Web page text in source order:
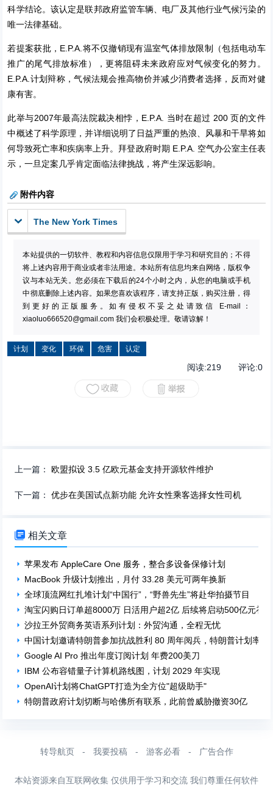
科学结论。该认定是联邦政府监管车辆、电厂及其他行业气候污染的
唯一法律基础。
若提案获批，E.P.A.将不仅撤销现有温室气体排放限制（包括电动车
推广的尾气排放标准），更将阻碍未来政府应对气候变化的努力。
E.P.A.计划辩称，气候法规会推高物价并减少消费者选择，反而对健
康有害。
此举与2007年最高法院裁决相悖，E.P.A. 当时在超过 200 页的文件
中概述了科学原理，并详细说明了日益严重的热浪、风暴和干旱将如
何导致死亡率和疾病率上升。拜登政府时期 E.P.A. 空气办公室主任表
示，一旦定案几乎肯定面临法律挑战，将产生深远影响。
附件内容
The New York Times
本站提供的一切软件、教程和内容信息仅限用于学习和研究目的；不得
将上述内容用于商业或者非法用途。本站所有信息均来自网络，版权争
议与本站无关。您必须在下载后的24个小时之内，从您的电脑或手机
中彻底删除上述内容。如果您喜欢该程序，请支持正版，购买注册，得
到更好的正版服务。如有侵权不妥之处请致信 E-mail：
xiaoluo666520@gmail.com 我们会积极处理。敬请谅解！
计划 变化 环保 危害 认定
阅读:219评论:0
上一篇：欧盟拟设 3.5 亿欧元基金支持开源软件维护
下一篇：优步在美国试点新功能 允许女性乘客选择女性司机
 相关文章
苹果发布 AppleCare One 服务，整合多设备保修计划
MacBook 升级计划推出，月付 33.28 美元可两年换新
全球顶流网红扎堆计划“中国行”，“野兽先生”将赴华拍摄节目
淘宝闪购日订单超8000万 日活用户超2亿 后续将启动500亿元补
沙拉王外贸商务英语系列计划：外贸沟通，全程无忧
中国计划邀请特朗普参加抗战胜利 80 周年阅兵，特朗普计划率
Google AI Pro 推出年度订阅计划 年费200美刀
IBM 公布容错量子计算机路线图，计划 2029 年实现
OpenAI计划将ChatGPT打造为全方位"超级助手"
特朗普政府计划切断与哈佛所有联系，此前曾威胁撤资30亿
转导航页 - 我要投稿 - 游客必看 - 广告合作
本站资源来自互联网收集 仅供用于学习和交流 我们尊重任何软件